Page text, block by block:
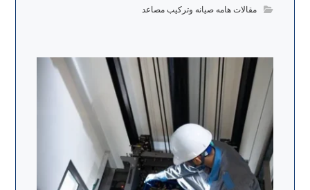
مقالات هامه صيانه وتركيب مصاعد